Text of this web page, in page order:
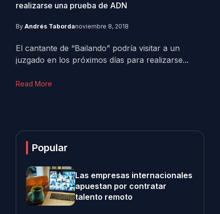
realizarse una prueba de ADN
By Andrés Tabordanoviembre 8, 2018
El cantante de “Bailando” podría visitar a un
juzgado en los próximos días para realizarse...
Read More
Popular
Las empresas internacionales
apuestan por contratar
talento remoto